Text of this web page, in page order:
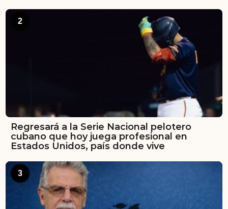
2
Regresará a la Serie Nacional pelotero
cubano que hoy juega profesional en
Estados Unidos, país donde vive
3